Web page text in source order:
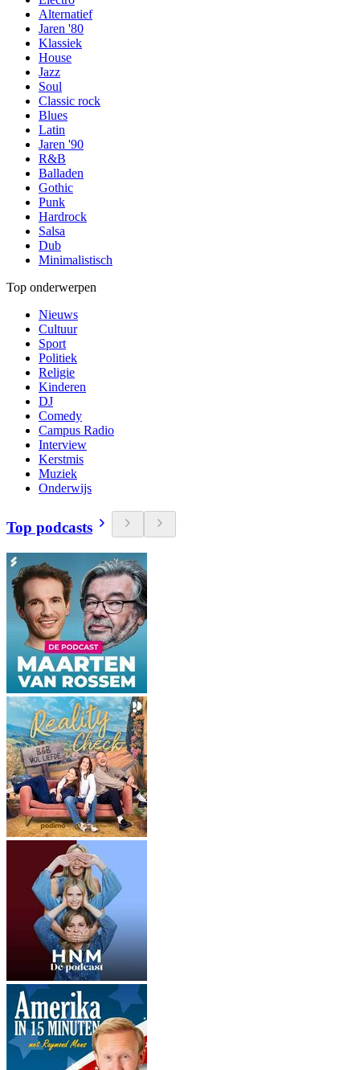
Alternatief
Jaren '80
Klassiek
House
Jazz
Soul
Classic rock
Blues
Latin
Jaren '90
R&B
Balladen
Gothic
Punk
Hardrock
Salsa
Dub
Minimalistisch
Top onderwerpen
Nieuws
Cultuur
Sport
Politiek
Religie
Kinderen
DJ
Comedy
Campus Radio
Interview
Kerstmis
Muziek
Onderwijs
Top podcasts